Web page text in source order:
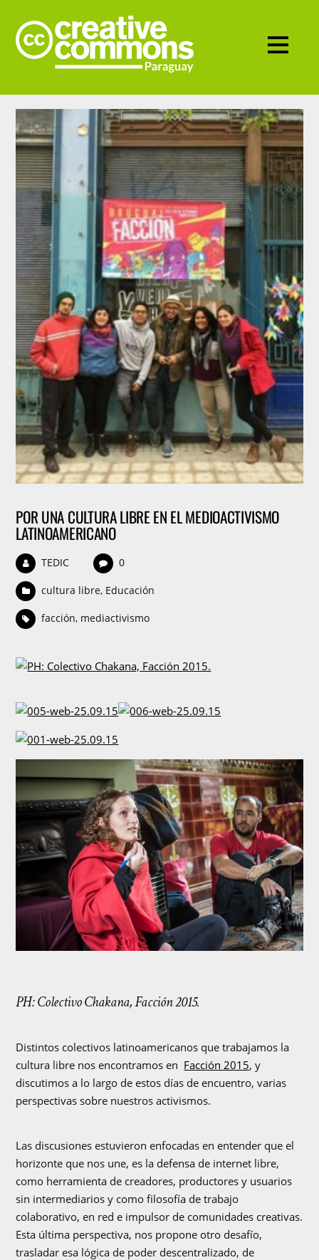
POR UNA CULTURA LIBRE EN EL MEDIOACTIVISMO
LATINOAMERICANO
TEDIC 0
cultura libre, Educación
facción, mediactivismo
PH: Colectivo Chakana, Facción 2015.
Distintos colectivos latinoamericanos que trabajamos la
cultura libre nos encontramos en Facción 2015, y
discutimos a lo largo de estos días de encuentro, varias
perspectivas sobre nuestros activismos.
Las discusiones estuvieron enfocadas en entender que el
horizonte que nos une, es la defensa de internet libre,
como herramienta de creadores, productores y usuarios
sin intermediarios y como filosofía de trabajo
colaborativo, en red e impulsor de comunidades creativas.
Esta última perspectiva, nos propone otro desafío,
trasladar esa lógica de poder descentralizado, de